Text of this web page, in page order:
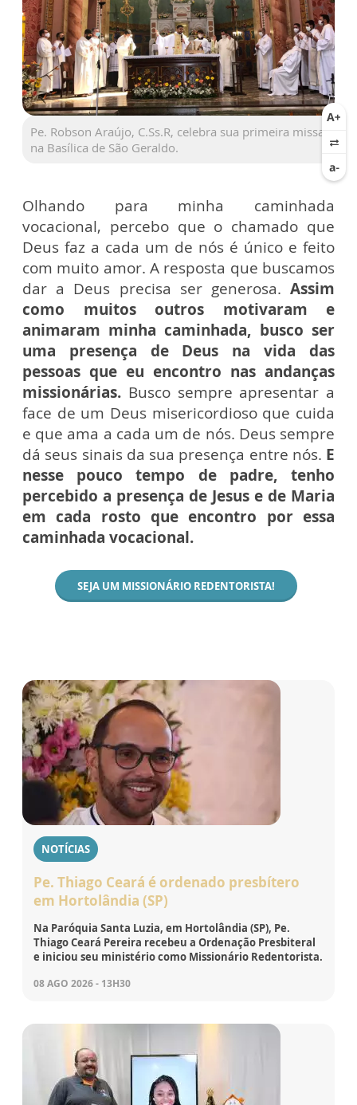
Pe. Robson Araújo, C.Ss.R, celebra sua primeira missa
na Basílica de São Geraldo.
Olhando para minha caminhada
vocacional, percebo que o chamado que
Deus faz a cada um de nós é único e feito
com muito amor. A resposta que buscamos
dar a Deus precisa ser generosa. Assim
como muitos outros motivaram e
animaram minha caminhada, busco ser
uma presença de Deus na vida das
pessoas que eu encontro nas andanças
missionárias. Busco sempre apresentar a
face de um Deus misericordioso que cuida
e que ama a cada um de nós. Deus sempre
dá seus sinais da sua presença entre nós. E
nesse pouco tempo de padre, tenho
percebido a presença de Jesus e de Maria
em cada rosto que encontro por essa
caminhada vocacional.
SEJA UM MISSIONÁRIO REDENTORISTA!
NOTÍCIAS
Pe. Thiago Ceará é ordenado presbítero
em Hortolândia (SP)
Na Paróquia Santa Luzia, em Hortolândia (SP), Pe.
Thiago Ceará Pereira recebeu a Ordenação Presbiteral
e iniciou seu ministério como Missionário Redentorista.
08 AGO 2026 - 13H30